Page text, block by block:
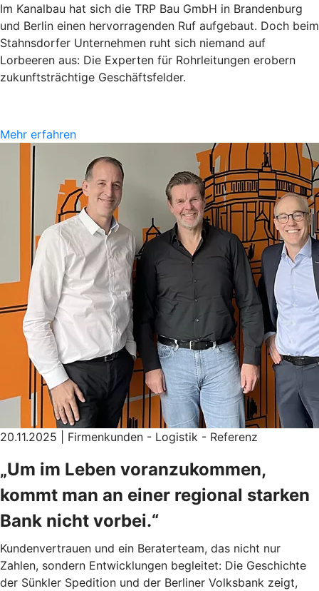
Im Kanalbau hat sich die TRP Bau GmbH in Brandenburg
und Berlin einen hervorragenden Ruf aufgebaut. Doch beim
Stahnsdorfer Unternehmen ruht sich niemand auf
Lorbeeren aus: Die Experten für Rohrleitungen erobern
zukunftsträchtige Geschäftsfelder.
Mehr erfahren
20.11.2025 | Firmenkunden - Logistik - Referenz
„Um im Leben voranzukommen,
kommt man an einer regional starken
Bank nicht vorbei.“
Kundenvertrauen und ein Beraterteam, das nicht nur
Zahlen, sondern Entwicklungen begleitet: Die Geschichte
der Sünkler Spedition und der Berliner Volksbank zeigt,